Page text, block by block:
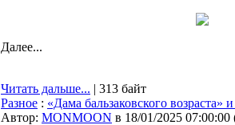
Далее...
Читать дальше... | 313 байт
Разное : «Дама бальзаковского
Автор: MONMOON в 18/01/2025 07:00:00